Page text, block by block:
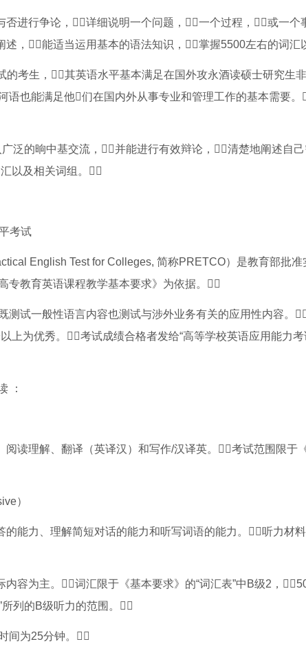
进行争论，详细说明一个问题，一个过程，或一
，能适当运用基本的语法知识，掌握5500左右的词汇
的考生，其英语水平基本满足在国外攻永酒读硕士研究生
语也能满足他们在国内外从事专业和管理工作的基本需要
泛的晌中基交流，并能进行有效辩论，清楚地阐述自
以及相关词组。
考试
English Test for Colleges, 简称PRETCO）是教育部批
专教育英语课程教学基本要求》为依据。
测试一般性语言内容也测试与涉外业务有关的应用性内容。
上为优秀。考试成绩合格者发给“高等学校英语应用能力考
：
阅读理解、翻译（英译汉）和写作/汉译英。考试范围限于
）
能力、理解简短对话的能力和听写词语的能力。听力材料
容为主。词汇限于《基本要求》的“词汇表”中B级2，
列的B级听力的范围。
间为25分钟。